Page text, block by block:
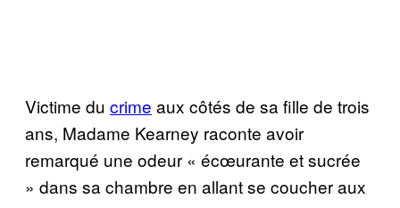
Victime du crime aux côtés de sa fille de trois
ans, Madame Kearney raconte avoir
remarqué une odeur « écœurante et sucrée
» dans sa chambre en allant se coucher aux